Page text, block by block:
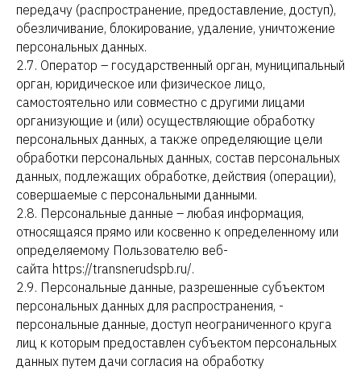
передачу (распространение, предоставление, доступ),
обезличивание, блокирование, удаление, уничтожение
персональных данных.
2.7. Оператор – государственный орган, муниципальный
орган, юридическое или физическое лицо,
самостоятельно или совместно с другими лицами
организующие и (или) осуществляющие обработку
персональных данных, а также определяющие цели
обработки персональных данных, состав персональных
данных, подлежащих обработке, действия (операции),
совершаемые с персональными данными.
2.8. Персональные данные – любая информация,
относящаяся прямо или косвенно к определенному или
определяемому Пользователю веб-
сайта https://transnerudspb.ru/.
2.9. Персональные данные, разрешенные субъектом
персональных данных для распространения, -
персональные данные, доступ неограниченного круга
лиц к которым предоставлен субъектом персональных
данных путем дачи согласия на обработку